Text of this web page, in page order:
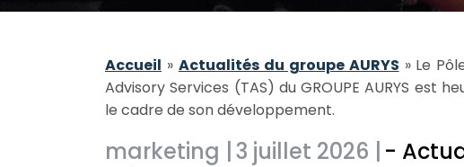
Accueil » Actualités du groupe AURYS » Le
Advisory Services (TAS) du GROUPE AURYS est
le cadre de son développement.
marketing |3 juillet 2026 | -